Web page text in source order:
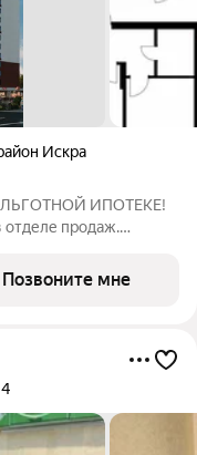
Искра
ИПОТЕКЕ!
отделе продаж.
своё пространство:
Позвоните мне